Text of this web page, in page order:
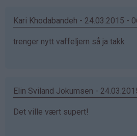
Kari Khodabandeh - 24.03.2015 -
trenger nytt vaffeljern så ja takk
Elin Sviland Jokumsen -
Det ville vært supert!